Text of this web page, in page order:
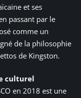
et ses
passant par le
comme un
de la philosophie
de Kingston.
culturel
en 2018 est une